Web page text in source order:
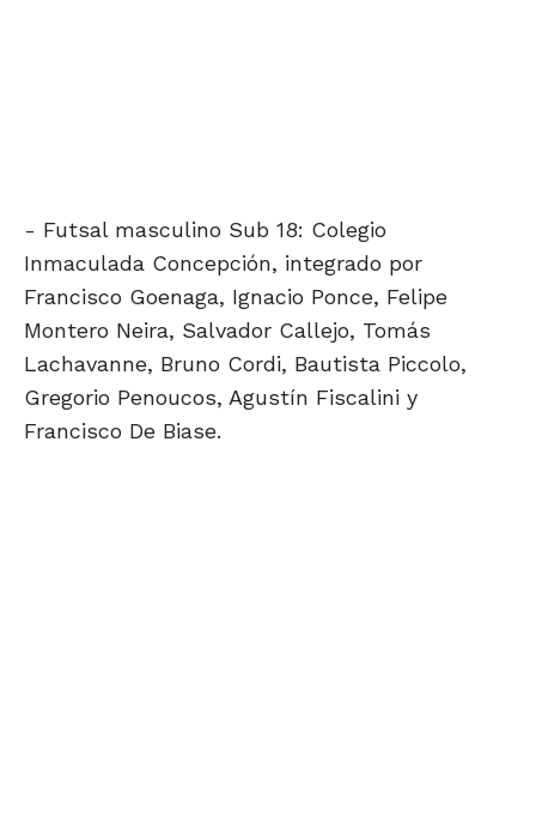
- Futsal masculino Sub 18: Colegio
Inmaculada Concepción, integrado por
Francisco Goenaga, Ignacio Ponce, Felipe
Montero Neira, Salvador Callejo, Tomás
Lachavanne, Bruno Cordi, Bautista Piccolo,
Gregorio Penoucos, Agustín Fiscalini y
Francisco De Biase.